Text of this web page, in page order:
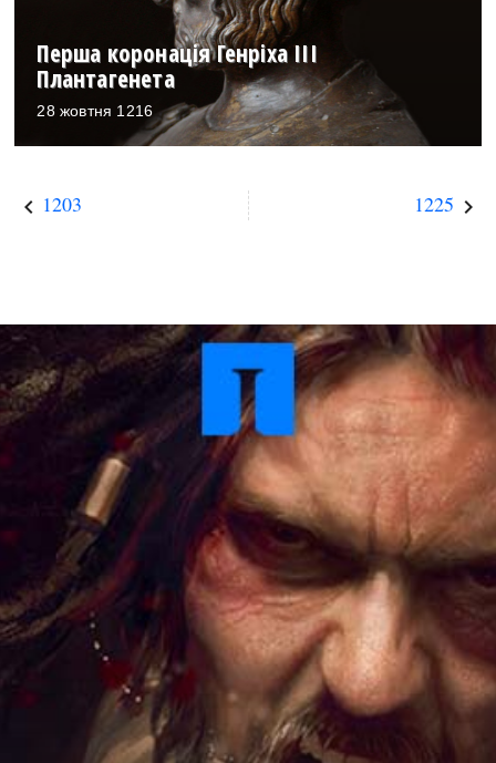
Перша коронація Генріха ІІІ
Плантагенета
28 жовтня 1216
keyboard_arrow_left 1203 1225 keyboard_arrow_right